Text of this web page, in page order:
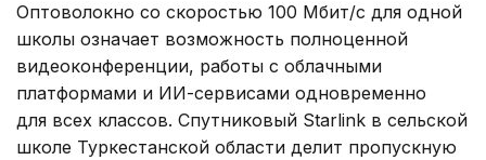
Оптоволокно со скоростью 100 Мбит/с для одной
школы означает возможность полноценной
видеоконференции, работы с облачными
платформами и ИИ-сервисами одновременно
для всех классов. Спутниковый Starlink в сельской
школе Туркестанской области делит пропускную